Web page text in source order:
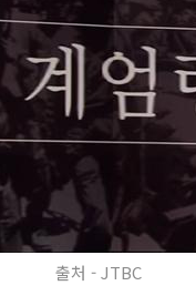
출처 - JTBC